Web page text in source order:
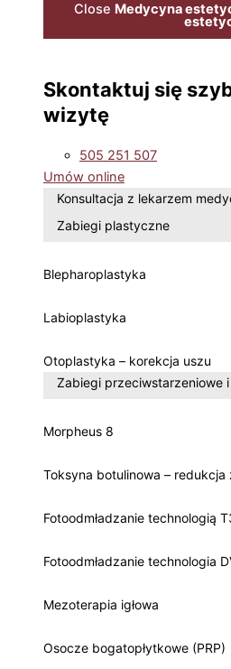
Close Medycyna
Skontaktuj się
wizytę
505 251 507
Umów online
Konsultacja z lekarzem
Zabiegi plastyczne
Blepharoplastyka
Labioplastyka
Otoplastyka – korekcja uszu
Zabiegi przeciwstarzeniowe
Morpheus 8
Toksyna botulinowa – redukcja
Fotoodmładzanie technologią
Fotoodmładzanie technologia
Mezoterapia igłowa
Osocze bogatopłytkowe (PRP)